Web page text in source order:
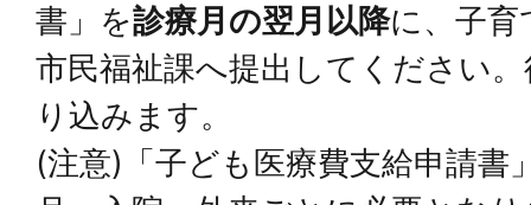
書」を診療月の翌月以降に、子育
市民福祉課へ提出してください
り込みます。
(注意)「子ども医療費支給申請書